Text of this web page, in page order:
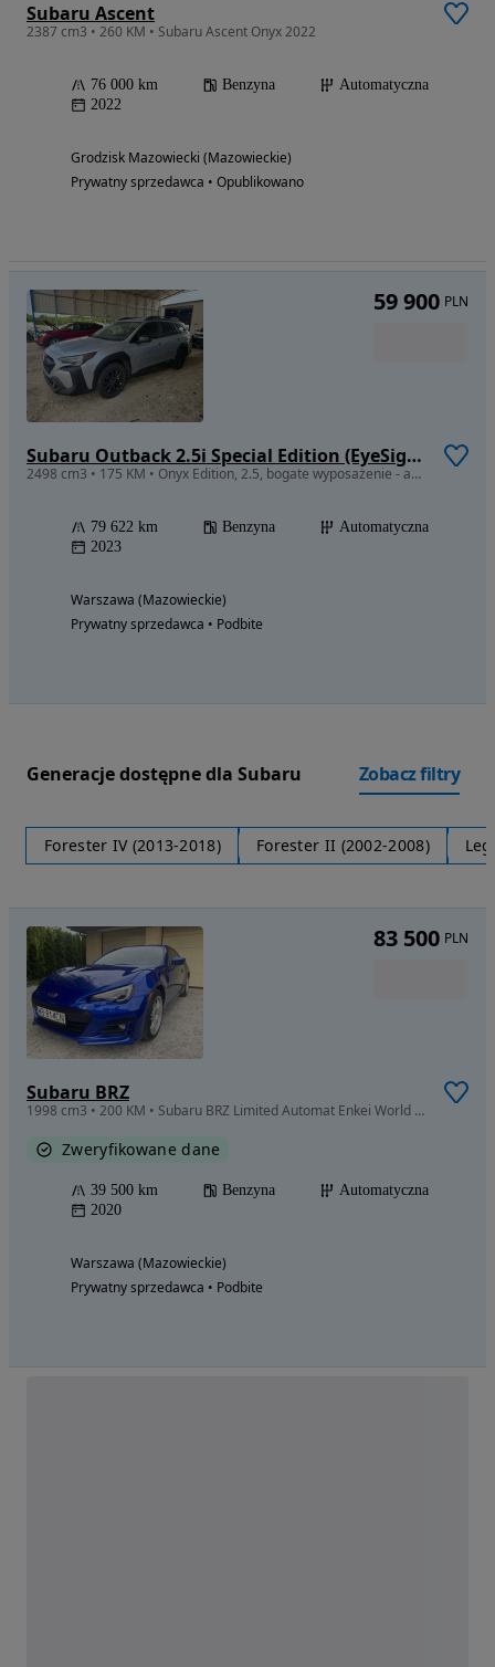
Subaru Ascent
2387 cm3 • 260 KM • Subaru Ascent Onyx 2022
76 000 km Benzyna
Automatyczna
2022
Grodzisk Mazowiecki (Mazowieckie)
Prywatny sprzedawca • Opublikowano
Subaru Outback 2.5i Special Edition (EyeSight) Lineartronic
2498 cm3 • 175 KM • Onyx Edition, 2.5, bogate wyposażenie - auto w drodze do Polski
79 622 km Benzyna
Automatyczna
2023
Warszawa (Mazowieckie)
Prywatny sprzedawca • Podbite
59 900 PLN
Generacje dostępne dla Subaru Zobacz filtry
Forester IV (2013-2018) Forester II (2002-2008)
Subaru BRZ
1998 cm3 • 200 KM • Subaru BRZ Limited Automat Enkei World Rally Blue zadbane
Zweryfikowane dane
39 500 km Benzyna
Automatyczna
2020
Warszawa (Mazowieckie)
Prywatny sprzedawca • Podbite
83 500 PLN